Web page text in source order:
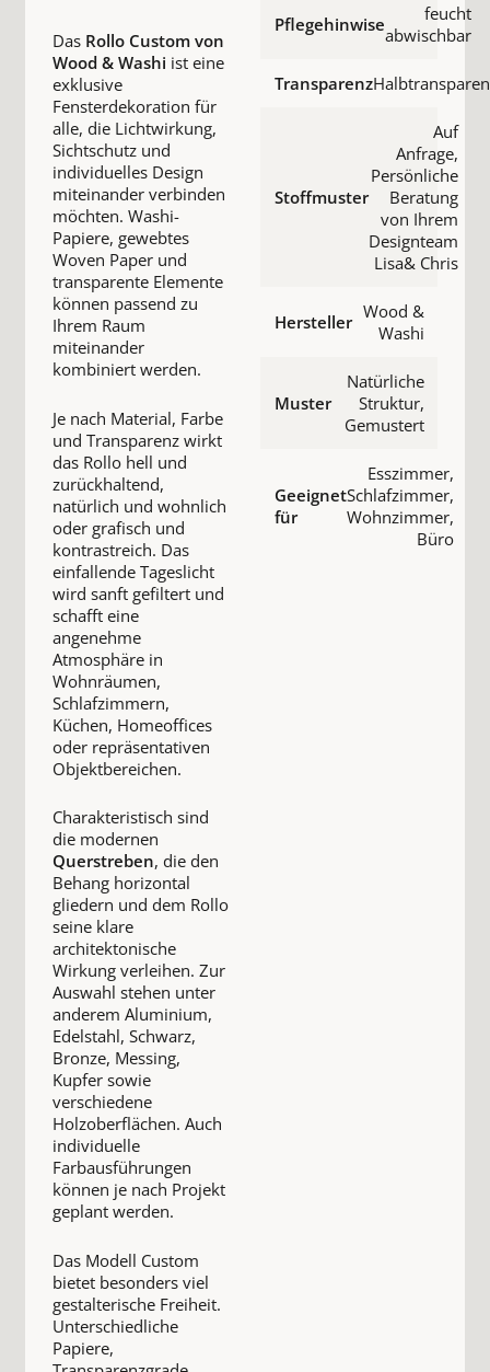
Das Rollo Custom von
Wood & Washi ist eine
exklusive
Fensterdekoration für
alle, die Lichtwirkung,
Sichtschutz und
individuelles Design
miteinander verbinden
möchten. Washi-
Papiere, gewebtes
Woven Paper und
transparente Elemente
können passend zu
Ihrem Raum
miteinander
kombiniert werden.
Je nach Material, Farbe
und Transparenz wirkt
das Rollo hell und
zurückhaltend,
natürlich und wohnlich
oder grafisch und
kontrastreich. Das
einfallende Tageslicht
wird sanft gefiltert und
schafft eine
angenehme
Atmosphäre in
Wohnräumen,
Schlafzimmern,
Küchen, Homeoffices
oder repräsentativen
Objektbereichen.
Charakteristisch sind
die modernen
Querstreben, die den
Behang horizontal
gliedern und dem Rollo
seine klare
architektonische
Wirkung verleihen. Zur
Auswahl stehen unter
anderem Aluminium,
Edelstahl, Schwarz,
Bronze, Messing,
Kupfer sowie
verschiedene
Holzoberflächen. Auch
individuelle
Farbausführungen
können je nach Projekt
geplant werden.
Das Modell Custom
bietet besonders viel
gestalterische Freiheit.
Unterschiedliche
Papiere,
Pflegehinwise
feucht
abwischbar
Transparenz
Stoffmuster
Auf
Anfrage,
Persönliche
Beratung
von Ihrem
Designteam
Lisa& Chris
Hersteller Wood &
Washi
Muster
Natürliche
Struktur,
Gemustert
Geeignet
für
Esszimmer,
Schlafzimmer,
Wohnzimmer,
Büro